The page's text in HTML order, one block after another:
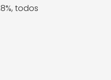
todos